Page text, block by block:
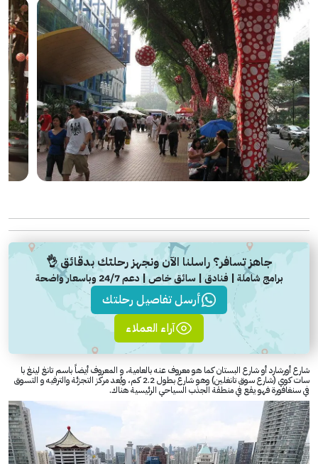
جاهز تسافر؟ راسلنا الآن ونجهز رحلتك بدقائق 👌
برامج شاملة | فنادق | سائق خاص | دعم 24/7 وباسعار واضحة
أرسل تفاصيل رحلتك
آراء العملاء
شارع أورشارد أو شارع البستان كما هو معروف عنه بالعامية، و المعروف أيضاً باسم تانغ لينغ با
سات كوي (شارع سوق تانغلين) وهو شارع بطول 2.2 كم، ويُعد مركز التجزئة والترفيه و التسوق
في سنغافورة فهو يقع في منطقة الجذب السياحي الرئيسية هناك.